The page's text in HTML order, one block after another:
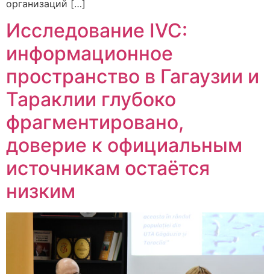
организаций […]
Исследование IVC:
информационное
пространство в Гагаузии и
Тараклии глубоко
фрагментировано,
доверие к официальным
источникам остаётся
низким